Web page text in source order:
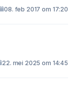
08. feb 2017 om 17:20
22. mei 2025 om 14:45